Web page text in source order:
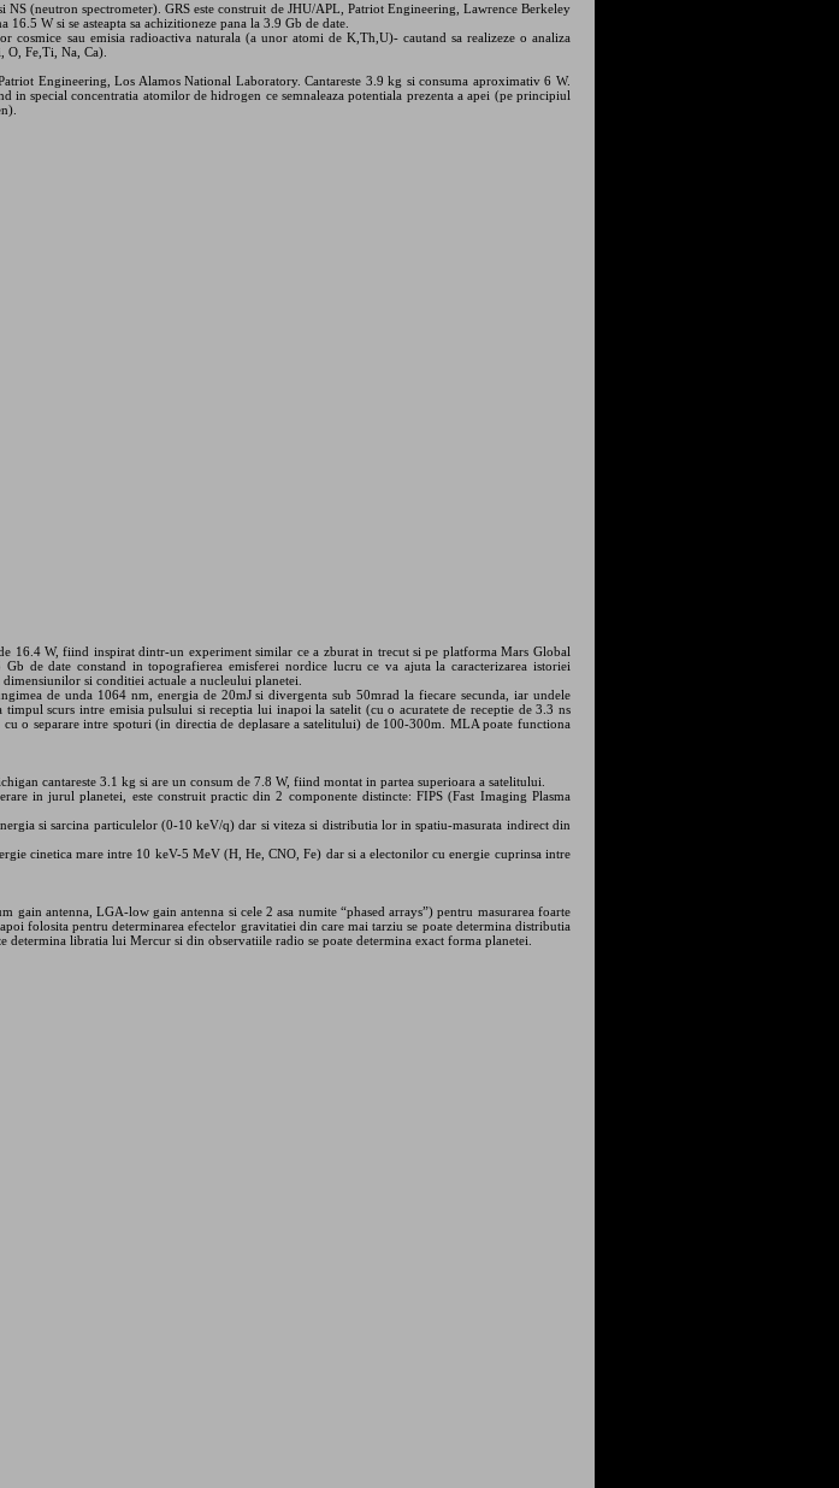
(neutron spectrometer). GRS este construit de JHU/APL, Patriot Engineering, Lawrence Berkeley
W si se asteapta sa achizitioneze pana la 3.9 Gb de date.
cosmice sau emisia radioactiva naturala (a unor atomi de K,Th,U)- cautand sa realizeze o analiza
Fe,Ti, Na, Ca).
Engineering, Los Alamos National Laboratory. Cantareste 3.9 kg si consuma aproximativ 6 W.
in special concentratia atomilor de hidrogen ce semnaleaza potentiala prezenta a apei (pe principiul
16.4 W, fiind inspirat dintr-un experiment similar ce a zburat in trecut si pe platforma Mars Global
de date constand in topografierea emisferei nordice lucru ce va ajuta la caracterizarea istoriei
si conditiei actuale a nucleului planetei.
de unda 1064 nm, energia de 20mJ si divergenta sub 50mrad la fiecare secunda, iar undele
scurs intre emisia pulsului si receptia lui inapoi la satelit (cu o acuratete de receptie de 3.3 ns
o separare intre spoturi (in directia de deplasare a satelitului) de 100-300m. MLA poate functiona
cantareste 3.1 kg si are un consum de 7.8 W, fiind montat in partea superioara a satelitului.
in jurul planetei, este construit practic din 2 componente distincte: FIPS (Fast Imaging Plasma
si sarcina particulelor (0-10 keV/q) dar si viteza si distributia lor in spatiu-masurata indirect din
cinetica mare intre 10 keV-5 MeV (H, He, CNO, Fe) dar si a electonilor cu energie cuprinsa intre
antenna, LGA-low gain antenna si cele 2 asa numite “phased arrays”) pentru masurarea foarte
folosita pentru determinarea efectelor gravitatiei din care mai tarziu se poate determina distributia
libratia lui Mercur si din observatiile radio se poate determina exact forma planetei.